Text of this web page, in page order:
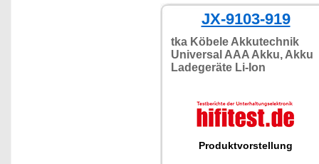
JX-9103-919
tka Köbele Akkutechnik
Universal AAA Akku, Akku
Ladegeräte Li-Ion
Produktvorstellung